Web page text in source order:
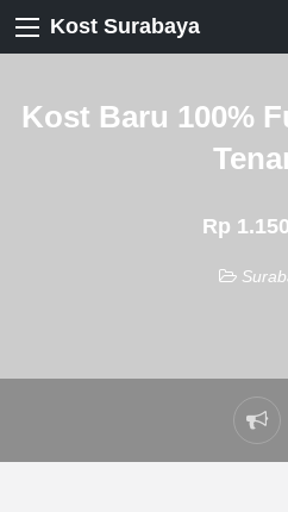
Kost Surabaya
Kost Baru 100%
Rp